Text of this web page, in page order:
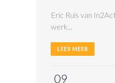
Eric Ruis van
werk...
LEES MEER
09